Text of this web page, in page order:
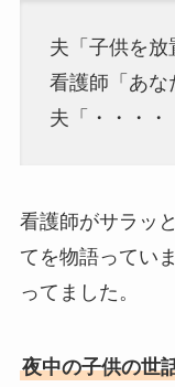
夫「子供を放
看護師「あな
夫「・・・・
看護師がサラッ
てを物語ってい
ってました。
夜中の子供の世